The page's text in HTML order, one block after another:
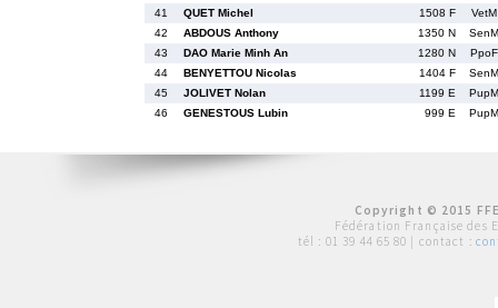
41
QUET Michel 1508 F
VetM
42
ABDOUS Anthony 1350 N
SenM
43
DAO Marie Minh An 1280 N
PpoF
44
BENYETTOU Nicolas 1404 F
SenM
45
JOLIVET Nolan 1199 E
PupM
46
GENESTOUS Lubin 999 E PupM
Copyright © 2015
Fédération Française des
tél : 01 39 44 65 80 | contact :